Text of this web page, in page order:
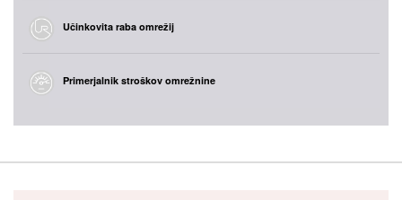
Učinkovita raba omrežij
Primerjalnik stroškov omrežnine